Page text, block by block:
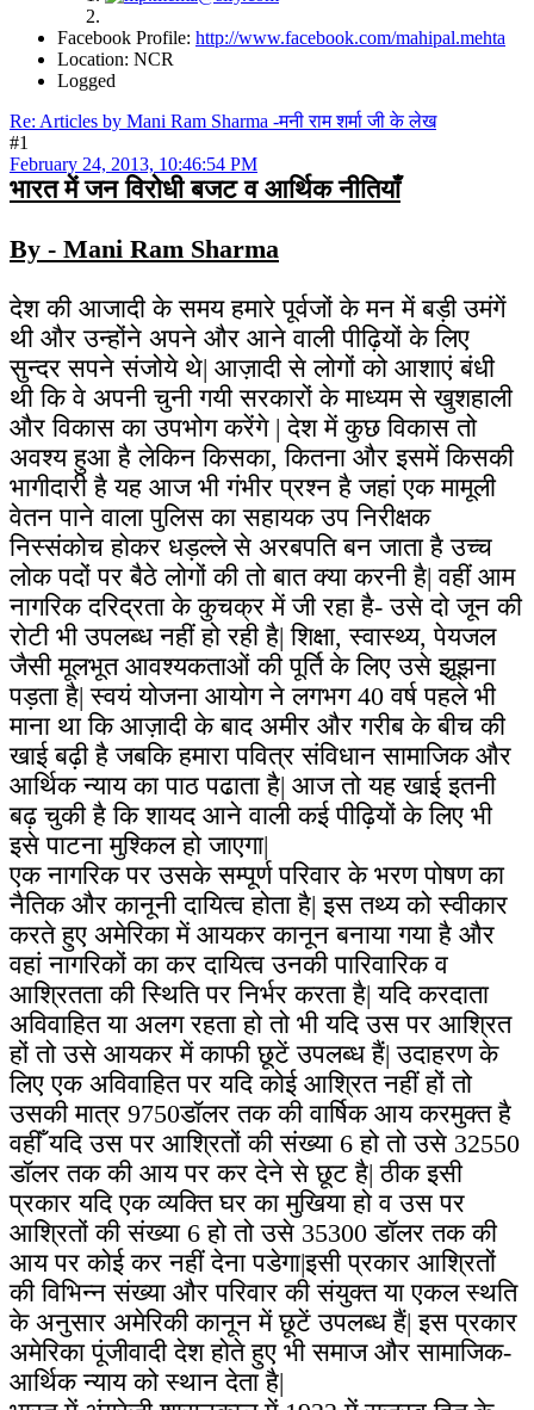
Facebook Profile: http://www.facebook.com/mahipal.mehta
Location: NCR
Logged
Re: Articles by Mani Ram Sharma -मनी राम शर्मा जी के लेख
#1
February 24, 2013, 10:46:54 PM
भारत में जन विरोधी बजट व आर्थिक नीतियाँ
By - Mani Ram Sharma
देश की आजादी के समय हमारे पूर्वजों के मन में बड़ी उमंगें
थी और उन्होंने अपने और आने वाली पीढ़ियों के लिए
सुन्दर सपने संजोये थे| आज़ादी से लोगों को आशाएं बंधी
थी कि वे अपनी चुनी गयी सरकारों के माध्यम से खुशहाली
और विकास का उपभोग करेंगे | देश में कुछ विकास तो
अवश्य हुआ है लेकिन किसका, कितना और इसमें किसकी
भागीदारी है यह आज भी गंभीर प्रश्न है जहां एक मामूली
वेतन पाने वाला पुलिस का सहायक उप निरीक्षक
निस्संकोच होकर धड़ल्ले से अरबपति बन जाता है उच्च
लोक पदों पर बैठे लोगों की तो बात क्या करनी है| वहीं आम
नागरिक दरिद्रता के कुचक्र में जी रहा है- उसे दो जून की
रोटी भी उपलब्ध नहीं हो रही है| शिक्षा, स्वास्थ्य, पेयजल
जैसी मूलभूत आवश्यकताओं की पूर्ति के लिए उसे झूझना
पड़ता है| स्वयं योजना आयोग ने लगभग 40 वर्ष पहले भी
माना था कि आज़ादी के बाद अमीर और गरीब के बीच की
खाई बढ़ी है जबकि हमारा पवित्र संविधान सामाजिक और
आर्थिक न्याय का पाठ पढाता है| आज तो यह खाई इतनी
बढ़ चुकी है कि शायद आने वाली कई पीढ़ियों के लिए भी
इसे पाटना मुश्किल हो जाएगा|
एक नागरिक पर उसके सम्पूर्ण परिवार के भरण पोषण का
नैतिक और कानूनी दायित्व होता है| इस तथ्य को स्वीकार
करते हुए अमेरिका में आयकर कानून बनाया गया है और
वहां नागरिकों का कर दायित्व उनकी पारिवारिक व
आश्रितता की स्थिति पर निर्भर करता है| यदि करदाता
अविवाहित या अलग रहता हो तो भी यदि उस पर आश्रित
हों तो उसे आयकर में काफी छूटें उपलब्ध हैं| उदाहरण के
लिए एक अविवाहित पर यदि कोई आश्रित नहीं हों तो
उसकी मात्र 9750डॉलर तक की वार्षिक आय करमुक्त है
वहीँ यदि उस पर आश्रितों की संख्या 6 हो तो उसे 32550
डॉलर तक की आय पर कर देने से छूट है| ठीक इसी
प्रकार यदि एक व्यक्ति घर का मुखिया हो व उस पर
आश्रितों की संख्या 6 हो तो उसे 35300 डॉलर तक की
आय पर कोई कर नहीं देना पडेगा|इसी प्रकार आश्रितों
की विभिन्न संख्या और परिवार की संयुक्त या एकल स्थति
के अनुसार अमेरिकी कानून में छूटें उपलब्ध हैं| इस प्रकार
अमेरिका पूंजीवादी देश होते हुए भी समाज और सामाजिक-
आर्थिक न्याय को स्थान देता है|